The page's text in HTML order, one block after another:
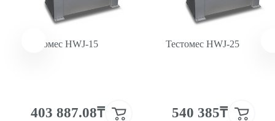
Тестомес HWJ-15
403 887.08₸
Тестомес HWJ-25
540 385₸